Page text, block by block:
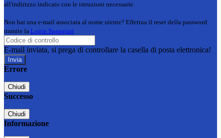
all'indirizzo indicato con le istruzioni necessarie.
Non hai una e-mail associata al nome utente? Effettua il reset della password
tramite la Login Spaggiari
E-mail inviata, si prega di controllare la casella di posta elettronica!
Errore
Chiudi
Successo
Chiudi
Informazione